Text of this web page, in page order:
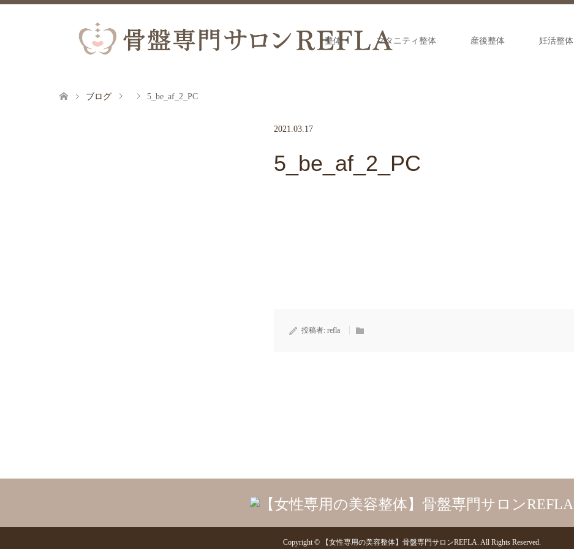
整体 マタニティ整体 産後整体 妊活整体
ブログ 5_be_af_2_PC
2021.03.17
5_be_af_2_PC
投稿者: refla
Copyright© 【女性専用の美容整体】骨盤専門サロンREFLA. All Rights Reserved.